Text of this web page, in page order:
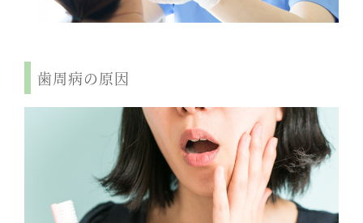
歯周病の原因